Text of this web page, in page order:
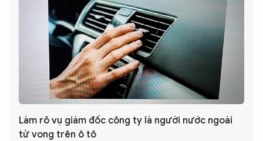
Làm rõ vụ giám đốc công ty là người nước ngoài
tử vong trên ô tô